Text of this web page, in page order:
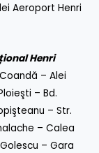
Aeroport Henri
Henri
– Alei
– Bd.
– Str.
– Calea
– Gara